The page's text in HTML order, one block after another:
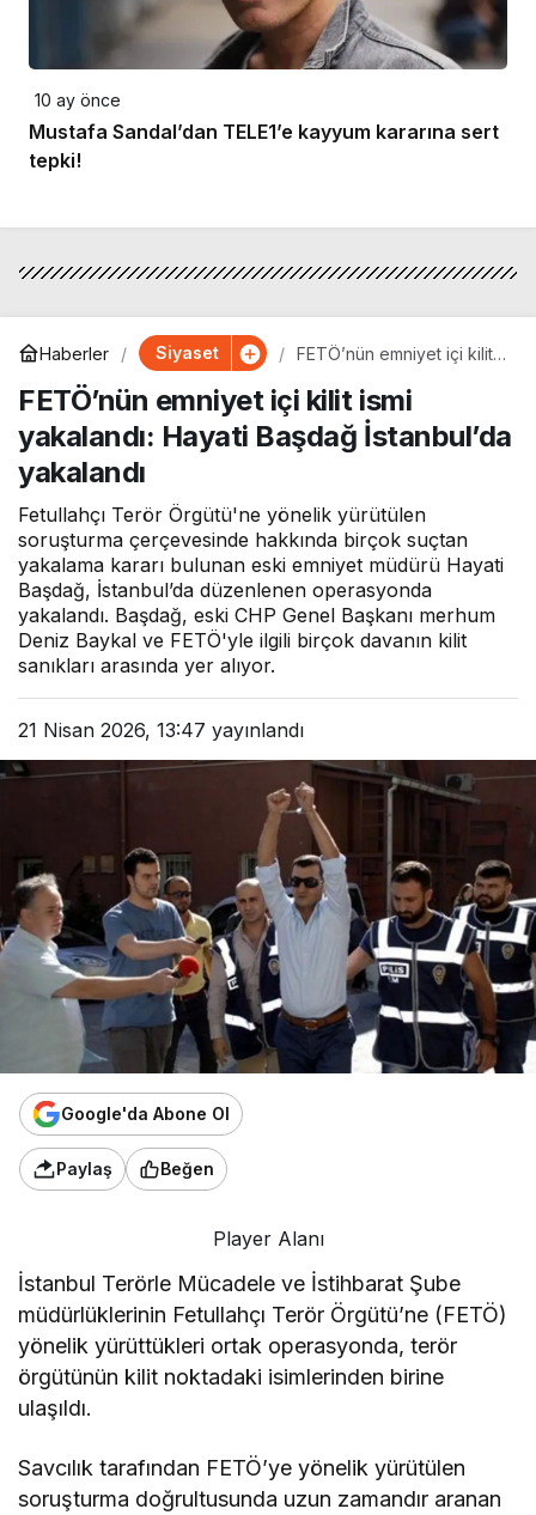
10 ay önce
Mustafa Sandal’dan TELE1’e kayyum kararına sert
tepki!
Haberler Siyaset
FETÖ’nün emniyet içi kilit
Başdağ İstanbul’da
yakalandı
FETÖ’nün emniyet içi kilit ismi
yakalandı: Hayati Başdağ İstanbul’da
yakalandı
Fetullahçı Terör Örgütü'ne yönelik yürütülen
soruşturma çerçevesinde hakkında birçok suçtan
yakalama kararı bulunan eski emniyet müdürü Hayati
Başdağ, İstanbul’da düzenlenen operasyonda
yakalandı. Başdağ, eski CHP Genel Başkanı merhum
Deniz Baykal ve FETÖ'yle ilgili birçok davanın kilit
sanıkları arasında yer alıyor.
21 Nisan 2026, 13:47 yayınlandı
Google'da Abone Ol
Paylaş Beğen
Player Alanı
İstanbul Terörle Mücadele ve İstihbarat Şube
müdürlüklerinin Fetullahçı Terör Örgütü’ne (FETÖ)
yönelik yürüttükleri ortak operasyonda, terör
örgütünün kilit noktadaki isimlerinden birine
ulaşıldı.
Savcılık tarafından FETÖ’ye yönelik yürütülen
soruşturma doğrultusunda uzun zamandır aranan